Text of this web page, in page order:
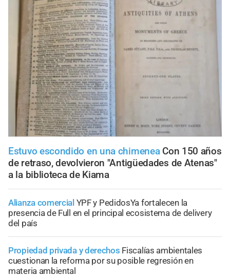
Estuvo escondido en una chimenea Con 150 años
de retraso, devolvieron "Antigüedades de Atenas"
a la biblioteca de Kiama
Alianza comercial YPF y PedidosYa fortalecen la
presencia de Full en el principal ecosistema de delivery
del país
Propiedad privada y derechos Fiscalías ambientales
cuestionan la reforma por su posible regresión en
materia ambiental